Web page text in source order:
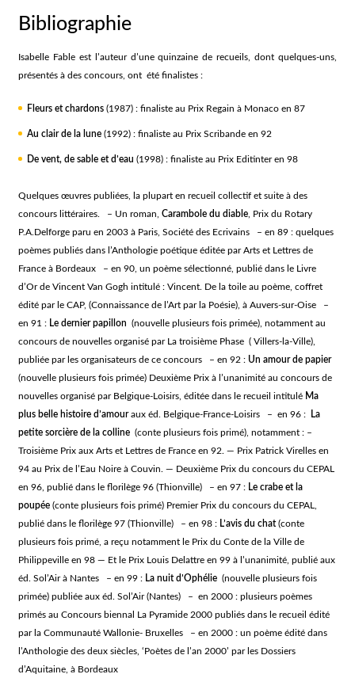
Bibliographie
Isabelle Fable est l’auteur d’une quinzaine de recueils, dont quelques-uns,
présentés à des concours, ont été finalistes :
Fleurs et chardons(1987) : finaliste au Prix Regain à Monaco en 87
Au clair de la lune (1992) : finaliste au Prix Scribande en 92
De vent, de sable et d’eau (1998) : finaliste au Prix Editinter en 98
Quelques œuvres publiées, la plupart en recueil collectif et suite à des
concours littéraires. – Un roman,Carambole du diable , Prix du Rotary
P.A.Delforge paru en 2003 à Paris, Société des Ecrivains – en 89 : quelques
poèmes publiés dans l’Anthologie poétique éditée par Arts et Lettres de
France à Bordeaux – en 90, un poème sélectionné, publié dans le Livre
d’Or de Vincent Van Gogh intitulé :Vincent. De la toile au poème , coffret
édité par le CAP, (Connaissance de l’Art par la Poésie), à Auvers-sur-Oise –
en 91 : Le dernier papillon (nouvelle plusieurs fois primée), notamment au
concours de nouvelles organisé par La troisième Phase ( Villers-la-Ville),
publiée par les organisateurs de ce concours – en 92 : Un amour de papier
(nouvelle plusieurs fois primée) Deuxième Prix à l’unanimité au concours de
nouvelles organisé par Belgique-Loisirs, éditée dans le recueil intitulé Ma
plus belle histoire d’amouraux éd. Belgique-France-Loisirs – en 96 :
La
petite sorcière de la colline (conte plusieurs fois primé), notamment : –
Troisième Prix aux Arts et Lettres de France en 92. — Prix Patrick Virelles en
94 au Prix de l’Eau Noire à Couvin. — Deuxième Prix du concours du CEPAL
en 96, publié dans le florilège 96 (Thionville) – en 97 : Le crabe et la
poupée (conte plusieurs fois primé) Premier Prix du concours du CEPAL,
publié dans le florilège 97 (Thionville) – en 98 : L’avis du chat (conte
plusieurs fois primé, a reçu notamment le Prix du Conte de la Ville de
Philippeville en 98 — Et le Prix Louis Delattre en 99 à l’unanimité, publié aux
éd. Sol’Air à Nantes – en 99 : La nuit d’Ophélie (nouvelle plusieurs fois
primée) publiée aux éd. Sol’Air (Nantes) – en 2000 : plusieurs poèmes
primés au Concours biennal La Pyramide 2000 publiés dans le recueil édité
par la Communauté Wallonie- Bruxelles – en 2000 : un poème édité dans
l’Anthologie des deux siècles, ‘Poètes de l’an 2000’ par les Dossiers
d’Aquitaine, à Bordeaux